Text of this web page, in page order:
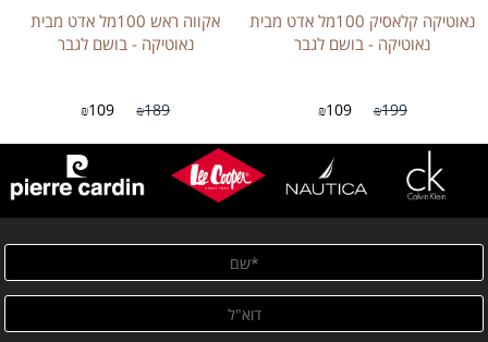
נאוטיקה קלאסיק 100מל אדט מבית
נאוטיקה - בושם לגבר
₪199
₪109
אקווה ראש 100מל אדט מבית
נאוטיקה - בושם לגבר
₪189
₪109